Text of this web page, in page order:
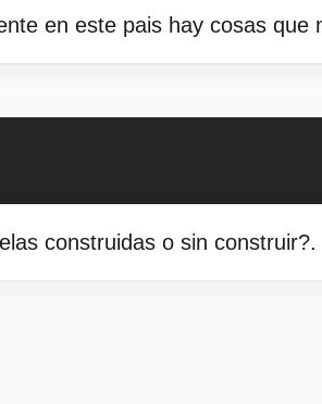
en este pais hay cosas que
construidas o sin construir?.